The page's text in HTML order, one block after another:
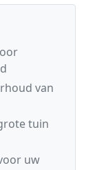
van
tuin
uw